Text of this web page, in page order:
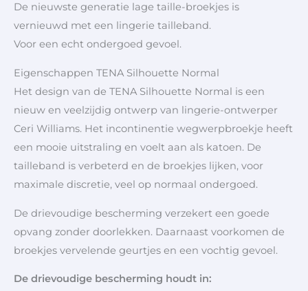
De nieuwste generatie lage taille-broekjes is
vernieuwd met een lingerie tailleband.
Voor een echt ondergoed gevoel.
Eigenschappen TENA Silhouette Normal
Het design van de TENA Silhouette Normal is een
nieuw en veelzijdig ontwerp van lingerie-ontwerper
Ceri Williams. Het incontinentie wegwerpbroekje heeft
een mooie uitstraling en voelt aan als katoen. De
tailleband is verbeterd en de broekjes lijken, voor
maximale discretie, veel op normaal ondergoed.
De drievoudige bescherming verzekert een goede
opvang zonder doorlekken. Daarnaast voorkomen de
broekjes vervelende geurtjes en een vochtig gevoel.
De drievoudige bescherming houdt in: